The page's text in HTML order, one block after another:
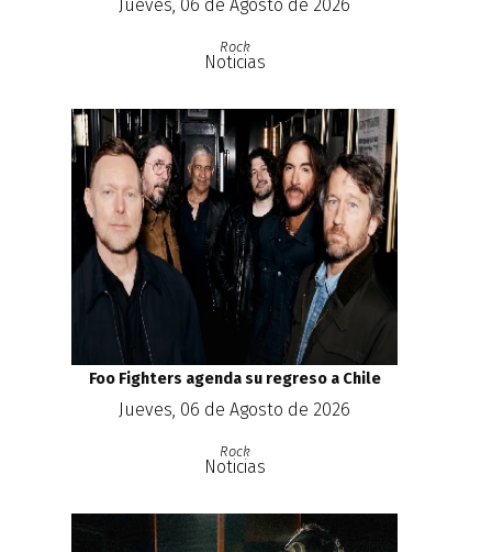
Jueves, 06 de Agosto de 2026
Rock
Noticias
Foo Fighters agenda su regreso a Chile
Jueves, 06 de Agosto de 2026
Rock
Noticias